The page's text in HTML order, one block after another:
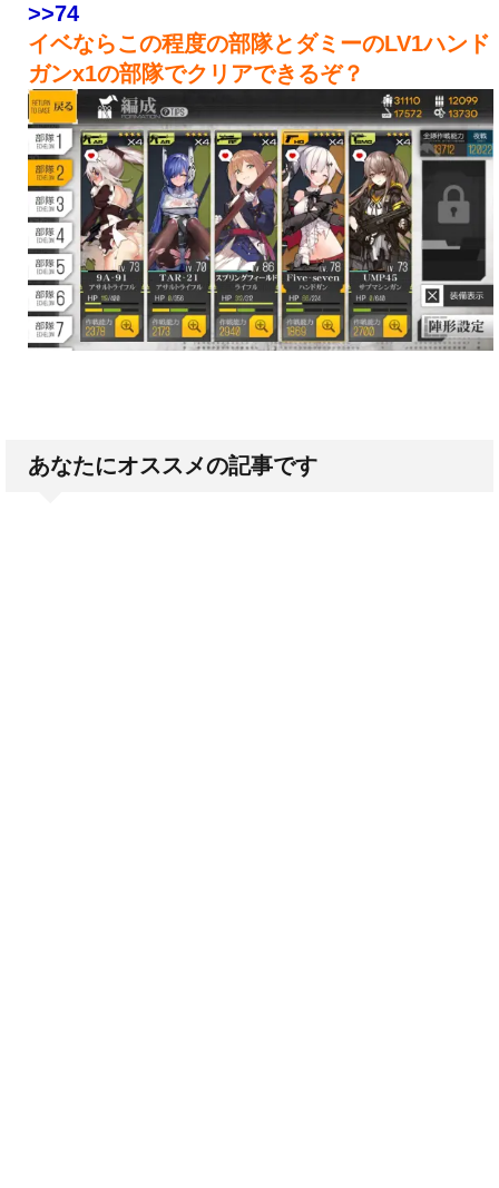
>>74
イベならこの程度の部隊とダミーのLV1ハンド
ガンx1の部隊でクリアできるぞ？
あなたにオススメの記事です